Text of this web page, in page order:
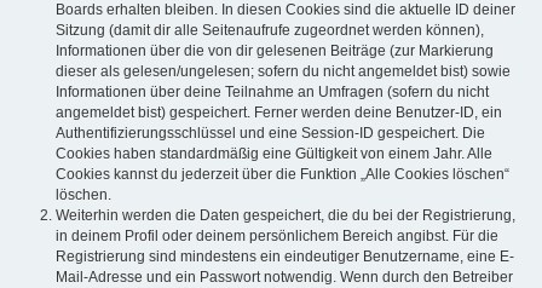
Boards erhalten bleiben. In diesen Cookies sind die aktuelle ID deiner
Sitzung (damit dir alle Seitenaufrufe zugeordnet werden können),
Informationen über die von dir gelesenen Beiträge (zur Markierung
dieser als gelesen/ungelesen; sofern du nicht angemeldet bist) sowie
Informationen über deine Teilnahme an Umfragen (sofern du nicht
angemeldet bist) gespeichert. Ferner werden deine Benutzer-ID, ein
Authentifizierungsschlüssel und eine Session-ID gespeichert. Die
Cookies haben standardmäßig eine Gültigkeit von einem Jahr. Alle
Cookies kannst du jederzeit über die Funktion „Alle Cookies löschen“
löschen.
Weiterhin werden die Daten gespeichert, die du bei der Registrierung,
in deinem Profil oder deinem persönlichem Bereich angibst. Für die
Registrierung sind mindestens ein eindeutiger Benutzername, eine E-
Mail-Adresse und ein Passwort notwendig. Wenn durch den Betreiber